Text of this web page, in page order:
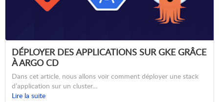
DÉPLOYER DES APPLICATIONS SUR GKE GRÂCE
À ARGO CD
Dans cet article, nous allons voir comment déployer une stack
d’application sur un cluster…
Lire la suite